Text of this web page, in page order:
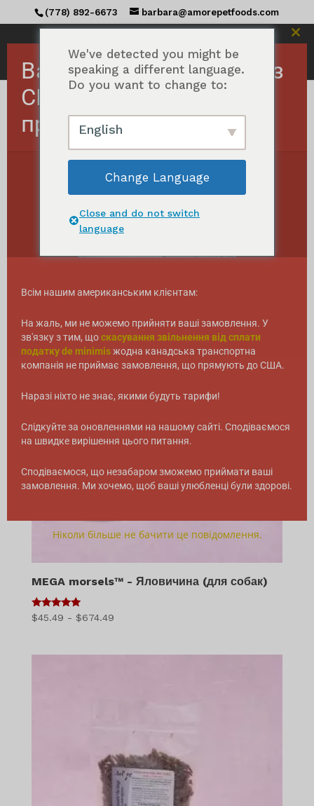
(778) 892-6673 barbara@amorepetfoods.com
Головна сторінка/ Товари з тегом "single
protein"
один білок
Відображаються усі з 21 результатуВідсортовано
за
MEGA morsels™ - Яловичина (для собак)
5
з 5
$45.49 - $674.49Діапазон
We've detected you might be
speaking a different language.
Do you want to change to:
English
Change Language
Close and do not switch
language
Важливо! Замовлення з
США тимчасово
призупинено.
Всім нашим американським клієнтам:
На жаль, ми не можемо прийняти ваші замовлення. У
зв'язку з тим, щоскасування звільнення від сплати
податку de minimisжодна канадська транспортна
компанія не приймає замовлення, що прямують до США.
Наразі ніхто не знає, якими будуть тарифи!
Слідкуйте за оновленнями на нашому сайті. Сподіваємося
на швидке вирішення цього питання.
Сподіваємося, що незабаром зможемо приймати ваші
замовлення. Ми хочемо, щоб ваші улюбленці були здорові.
Ніколи більше не бачити це повідомлення.